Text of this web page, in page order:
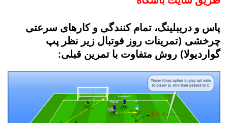
پاس و دریبلینگ، تمام کنندگی و کارهای سرعتی
چرخشی (تمرینات روز فوتبال زیر نظر پپ
گواردیولا) روش متفاوت با تمرین قبلی: